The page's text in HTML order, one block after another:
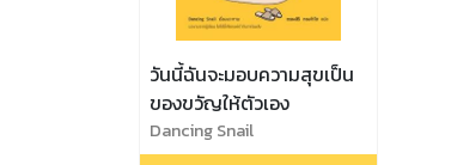
วันนี้ฉันจะมอบความสุขเป็น
ของขวัญให้ตัวเอง
Dancing Snail